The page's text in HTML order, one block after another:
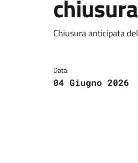
Dettagli
Chiusura anticipata
Data:
04 Giugno 2026